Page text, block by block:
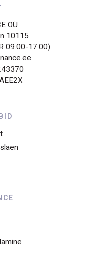
OÜ
10115
09.00-17.00)